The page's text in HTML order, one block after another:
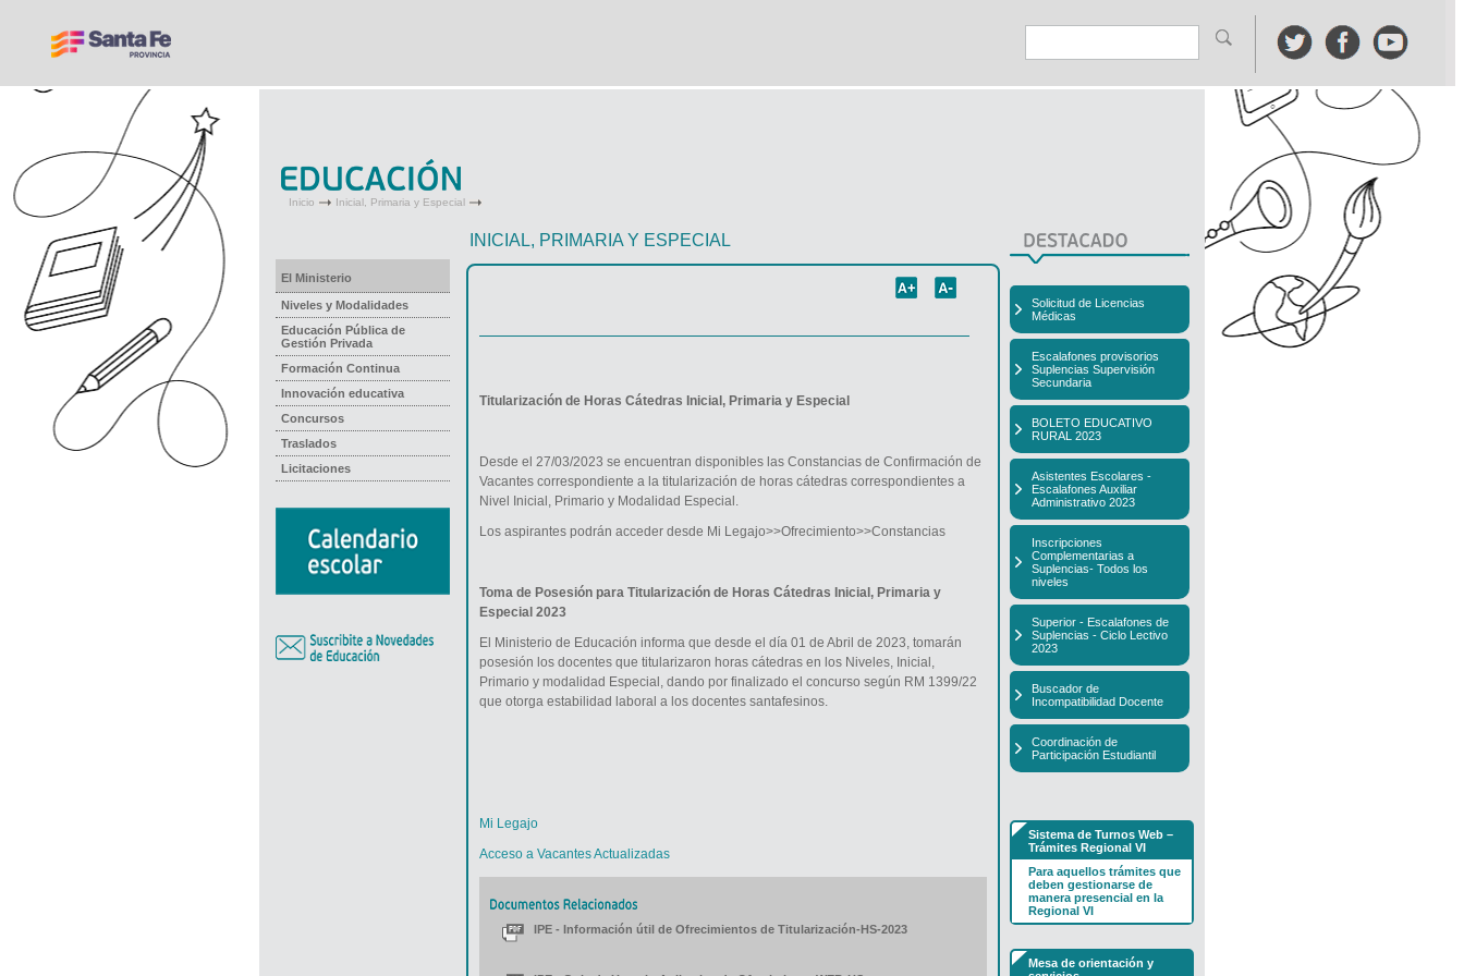
Inicio Inicial, Primaria y Especial
El Ministerio
Niveles y Modalidades
Educación Pública de
Gestión Privada
Formación Continua
Innovación educativa
Concursos
Traslados
Licitaciones
INICIAL, PRIMARIA Y ESPECIAL
Titularización de Horas Cátedras Inicial, Primaria y Especial
Desde el 27/03/2023 se encuentran disponibles las Constancias de Confirmación de
Vacantes correspondiente a la titularización de horas cátedras correspondientes a
Nivel Inicial, Primario y Modalidad Especial.
Los aspirantes podrán acceder desde Mi Legajo>>Ofrecimiento>>Constancias
Toma de Posesión para Titularización de Horas Cátedras Inicial, Primaria y
Especial 2023
El Ministerio de Educación informa que desde el día 01 de Abril de 2023, tomarán
posesión los docentes que titularizaron horas cátedras en los Niveles, Inicial,
Primario y modalidad Especial, dando por finalizado el concurso según RM 1399/22
que otorga estabilidad laboral a los docentes santafesinos.
Mi Legajo
Acceso a Vacantes Actualizadas
IPE - Información útil de Ofrecimientos de Titularización-HS-2023
Solicitud de Licencias
Médicas
Escalafones provisorios
Suplencias Supervisión
Secundaria
BOLETO EDUCATIVO
RURAL 2023
Asistentes Escolares -
Escalafones Auxiliar
Administrativo 2023
Inscripciones
Complementarias a
Suplencias- Todos los
niveles
Superior - Escalafones de
Suplencias - Ciclo Lectivo
2023
Buscador de
Incompatibilidad Docente
Coordinación de
Participación Estudiantil
Sistema de Turnos Web –
Trámites Regional VI
Para aquellos trámites que
deben gestionarse de
manera presencial en la
Regional VI
Mesa de orientación y